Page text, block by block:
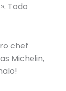
Todo
chef
Michelin,